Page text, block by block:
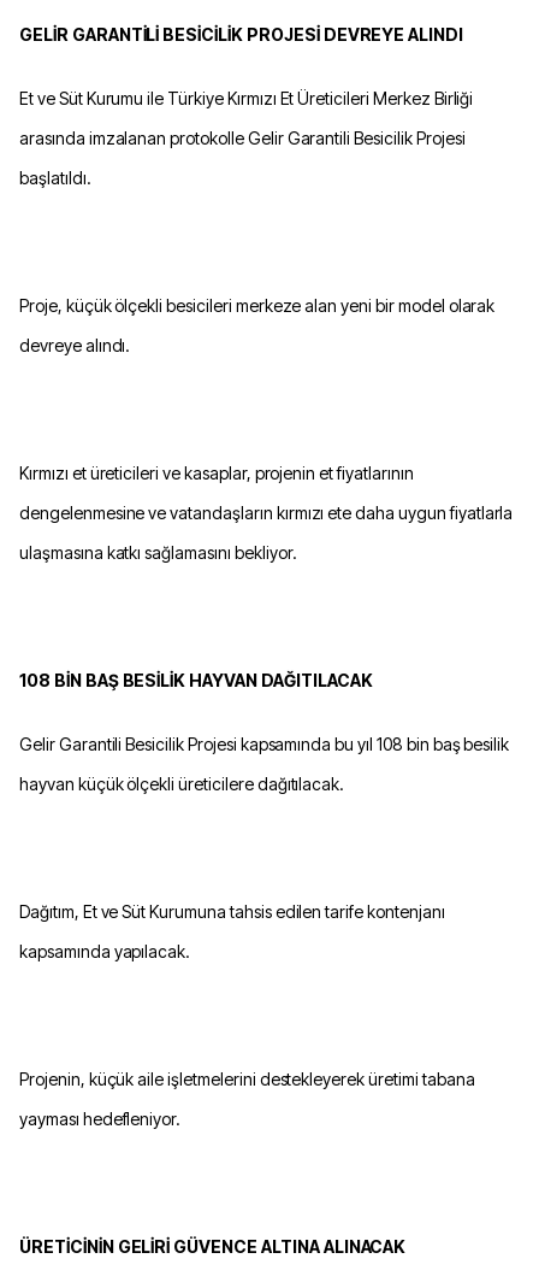
GELİR GARANTİLİ BESİCİLİK PROJESİ DEVREYE ALINDI
Et ve Süt Kurumu ile Türkiye Kırmızı Et Üreticileri Merkez Birliği
arasında imzalanan protokolle Gelir Garantili Besicilik Projesi
başlatıldı.
Proje, küçük ölçekli besicileri merkeze alan yeni bir model olarak
devreye alındı.
Kırmızı et üreticileri ve kasaplar, projenin et fiyatlarının
dengelenmesine ve vatandaşların kırmızı ete daha uygun fiyatlarla
ulaşmasına katkı sağlamasını bekliyor.
108 BİN BAŞ BESİLİK HAYVAN DAĞITILACAK
Gelir Garantili Besicilik Projesi kapsamında bu yıl 108 bin baş besilik
hayvan küçük ölçekli üreticilere dağıtılacak.
Dağıtım, Et ve Süt Kurumuna tahsis edilen tarife kontenjanı
kapsamında yapılacak.
Projenin, küçük aile işletmelerini destekleyerek üretimi tabana
yayması hedefleniyor.
ÜRETİCİNİN GELİRİ GÜVENCE ALTINA ALINACAK